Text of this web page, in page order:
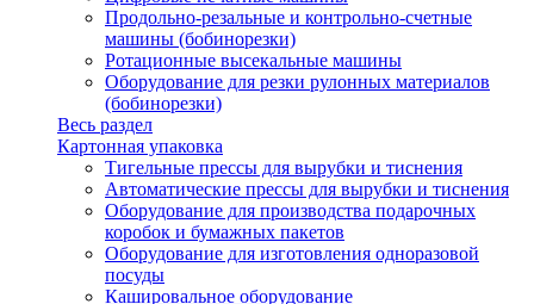
Продольно-резальные и контрольно-счетные
машины (бобинорезки)
Ротационные высекальные машины
Оборудование для резки рулонных материалов
(бобинорезки)
Весь раздел
Картонная упаковка
Тигельные прессы для вырубки и тиснения
Автоматические прессы для вырубки и тиснения
Оборудование для производства подарочных
коробок и бумажных пакетов
Оборудование для изготовления одноразовой
посуды
Кашировальное оборудование